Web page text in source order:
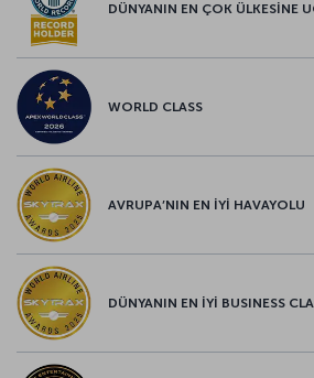
DÜNYANIN EN ÇOK ÜLKESİNE
WORLD CLASS
AVRUPA’NIN EN İYİ HAVAYOLU
DÜNYANIN EN İYİ BUSINESS